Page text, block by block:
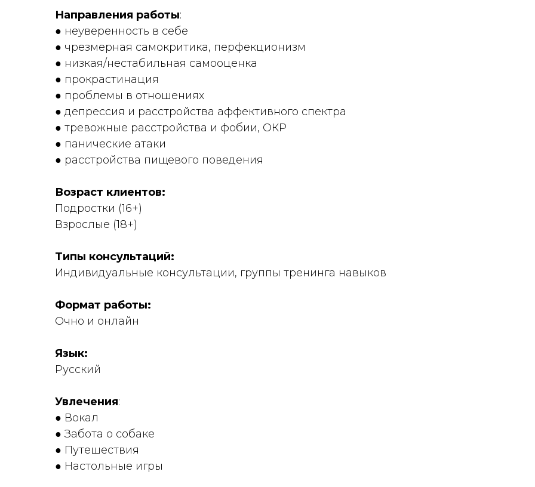
Направления работы:
● неуверенность в себе
● чрезмерная самокритика, перфекционизм
● низкая/нестабильная самооценка
● прокрастинация
● проблемы в отношениях
● депрессия и расстройства аффективного спектра
● тревожные расстройства и фобии, ОКР
● панические атаки
● расстройства пищевого поведения
Возраст клиентов:
Подростки (16+)
Взрослые (18+)
Типы консультаций:
Индивидуальные консультации, группы тренинга навыков
Формат работы:
Очно и онлайн
Язык:
Русский
Увлечения:
● Вокал
● Забота о собаке
● Путешествия
● Настольные игры